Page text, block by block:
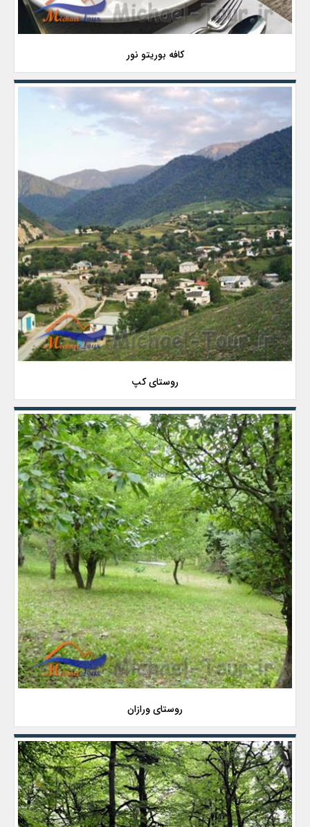
کافه بوریتو نور
روستای کپ
روستای ورازان